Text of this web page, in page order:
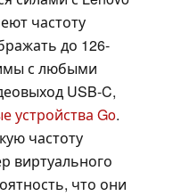
частоту
до 126-
с любыми
USB-C,
устройства Go.
частоту
виртуального
что они